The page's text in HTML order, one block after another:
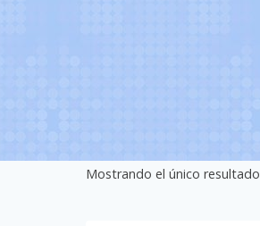
Mostrando el único resultado